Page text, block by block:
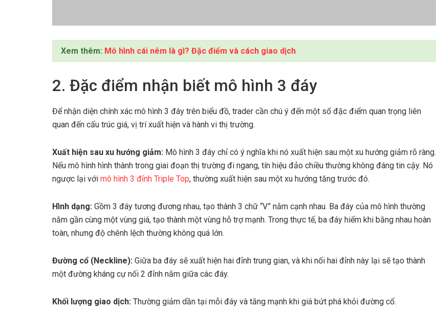
Xem thêm: Mô hình cái nêm là gì? Đặc điểm và cách giao dịch
2. Đặc điểm nhận biết mô hình 3 đáy
Để nhận diện chính xác mô hình 3 đáy trên biểu đồ, trader cần chú ý đến một số đặc điểm quan trọng liên
quan đến cấu trúc giá, vị trí xuất hiện và hành vi thị trường.
Xuất hiện sau xu hướng giảm: Mô hình 3 đáy chỉ có ý nghĩa khi nó xuất hiện sau một xu hướng giảm rõ ràng.
Nếu mô hình hình thành trong giai đoạn thị trường đi ngang, tín hiệu đảo chiều thường không đáng tin cậy. Nó
ngược lại với mô hình 3 đỉnh Triple Top, thường xuất hiện sau một xu hướng tăng trước đó.
Hình dạng: Gồm 3 đáy tương đương nhau, tạo thành 3 chữ “V” nằm cạnh nhau. Ba đáy của mô hình thường
nằm gần cùng một vùng giá, tạo thành một vùng hỗ trợ mạnh. Trong thực tế, ba đáy hiếm khi bằng nhau hoàn
toàn, nhưng độ chênh lệch thường không quá lớn.
Đường cổ (Neckline): Giữa ba đáy sẽ xuất hiện hai đỉnh trung gian, và khi nối hai đỉnh này lại sẽ tạo thành
một đường kháng cự nối 2 đỉnh nằm giữa các đáy.
Khối lượng giao dịch: Thường giảm dần tại mỗi đáy và tăng mạnh khi giá bứt phá khỏi đường cổ.